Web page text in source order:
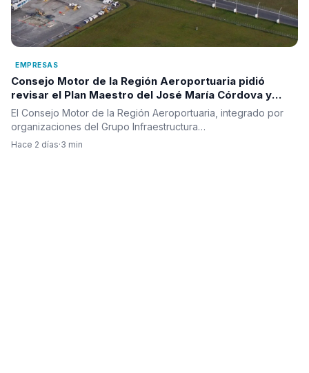
EMPRESAS
Consejo Motor de la Región Aeroportuaria pidió
revisar el Plan Maestro del José María Córdova y
reclamó una visión integral para la infraestructura
aérea del país
El Consejo Motor de la Región Aeroportuaria, integrado por
organizaciones del Grupo Infraestructura…
Hace 2 días·3 min